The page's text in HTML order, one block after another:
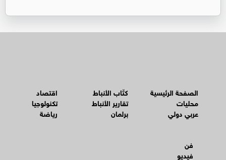
الصفحة الرئيسية
محليات
عربي دولي
كتّاب الأنباط
تقارير الأنباط
برلمان
اقتصاد
تكنولوجيا
رياضة
فن
فيديو